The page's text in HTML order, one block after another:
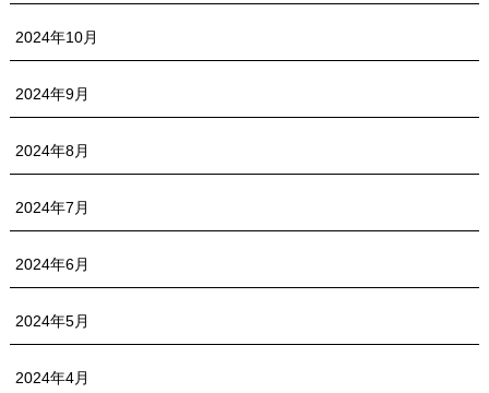
2024年10月
2024年9月
2024年8月
2024年7月
2024年6月
2024年5月
2024年4月